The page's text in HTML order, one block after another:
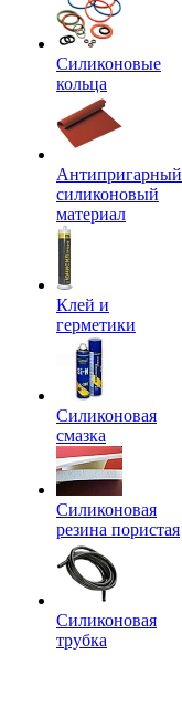
Силиконовые
кольца
Антипригарный
силиконовый
материал
Клей и
герметики
Силиконовая
смазка
Силиконовая
резина пористая
Силиконовая
трубка